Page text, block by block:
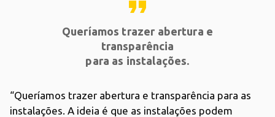
format_quote
Queríamos trazer abertura e
transparência
para as instalações.
“Queríamos trazer abertura e transparência para as
instalações. A ideia é que as instalações podem